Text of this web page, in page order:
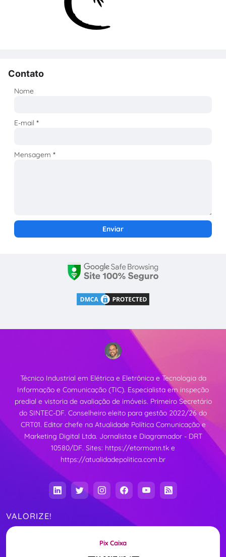
Contato
Nome
E-mail*
Mensagem*
Técnico Industrial em Elétrica e Eletrônica e Tecnologia da
Informação e Comunicação (TIC). Especialista em inspeção
predial e vistoria de avaliação de imóveis. Primeiro Secretário
do SINTEC-DF. Conselheiro eleito para gestão 2022/26 do
CRT01. Editor chefe na Atualidade Política Comunicação e
Marketing Digital Ltda. Jornalista e Diagramador - DRT
10580/DF. Sites: https://etormann.tk e
https://atualidadepolitica.com.br
VALORIZE!
Pix Caixa